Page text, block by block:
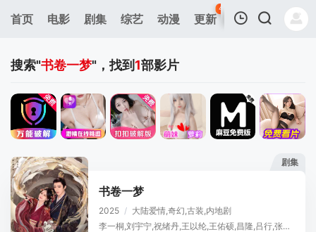
首页 电影 剧集 综艺 动漫 更新
42
热榜 APP
搜索"书卷一梦"，找到 1部影片
剧集
书卷一梦
2025 / 大陆爱情,奇幻,古装,内地剧
李一桐,刘宇宁,祝绪丹,王以纶,王佑硕,昌隆,吕行,张垒,黄维德,王艳,郑国霖,陈紫函,贾景晖,王成思,苏梦芸,王丽娜,李卿,郭笑天,凌美仕,宋继扬